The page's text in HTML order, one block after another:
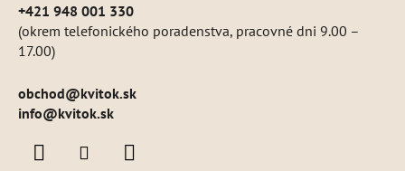
+421 948 001 330
(okrem telefonického poradenstva, pracovné dni 9.00 –
17.00)
obchod@kvitok.sk
info@kvitok.sk